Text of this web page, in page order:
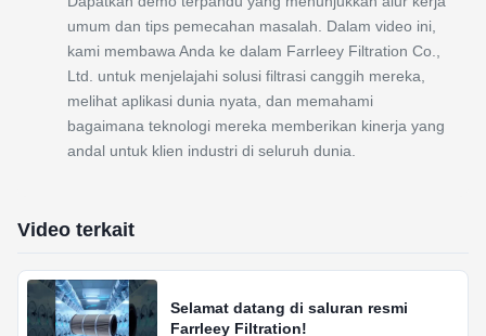
umum dan tips pemecahan masalah. Dalam video ini,
kami membawa Anda ke dalam Farrleey Filtration Co.,
Ltd. untuk menjelajahi solusi filtrasi canggih mereka,
melihat aplikasi dunia nyata, dan memahami
bagaimana teknologi mereka memberikan kinerja yang
andal untuk klien industri di seluruh dunia.
Video terkait
Selamat datang di saluran resmi
Farrleey Filtration!